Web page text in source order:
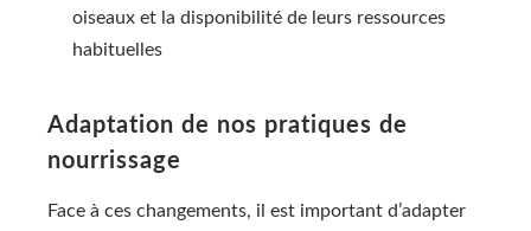
oiseaux et la disponibilité de leurs ressources
habituelles
Adaptation de nos pratiques de
nourrissage
Face à ces changements, il est important d’adapter